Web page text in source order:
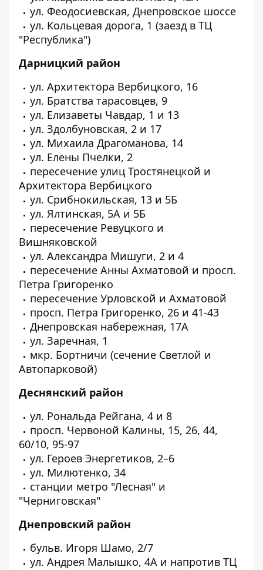
ул. Феодосиевская, Днепровское шоссе
ул. Кольцевая дорога, 1 (заезд в ТЦ
"Республика")
Дарницкий район
ул. Архитектора Вербицкого, 16
ул. Братства тарасовцев, 9
ул. Елизаветы Чавдар, 1 и 13
ул. Здолбуновская, 2 и 17
ул. Михаила Драгоманова, 14
ул. Елены Пчелки, 2
пересечение улиц Тростянецкой и
Архитектора Вербицкого
ул. Срибнокильская, 13 и 5Б
ул. Ялтинская, 5А и 5Б
пересечение Ревуцкого и
Вишняковской
ул. Александра Мишуги, 2 и 4
пересечение Анны Ахматовой и просп.
Петра Григоренко
пересечение Урловской и Ахматовой
просп. Петра Григоренко, 26 и 41-43
Днепровская набережная, 17А
ул. Заречная, 1
мкр. Бортничи (сечение Светлой и
Автопарковой)
Деснянский район
ул. Рональда Рейгана, 4 и 8
просп. Червоной Калины, 15, 26, 44,
60/10, 95-97
ул. Героев Энергетиков, 2–6
ул. Милютенко, 34
станции метро "Лесная" и
"Черниговская"
Днепровский район
бульв. Игоря Шамо, 2/7
ул. Андрея Малышко, 4А и напротив ТЦ